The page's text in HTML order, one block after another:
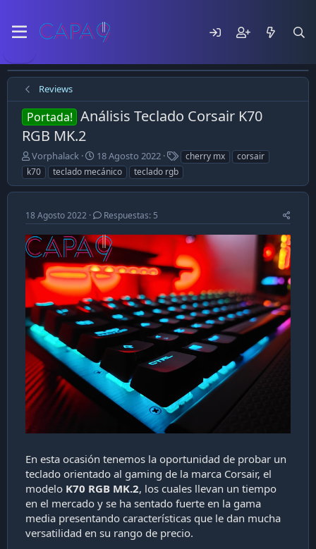
Reviews
Portada! Análisis Teclado Corsair K70
RGB MK.2
E
m
p
e
ó
l
t
m
Vorphalack
F
e
c
h
d
p
u
b
l
i
c
c
ó
n
18 Agosto 2022
T
a
g
s
cherry mx
corsair
k70
teclado mecánico teclado rgb
18 Agosto 2022 Respuestas: 5
En esta ocasión tenemos la oportunidad de probar un
teclado orientado al gaming de la marca Corsair, el
modelo K70 RGB MK.2, los cuales llevan un tiempo
en el mercado y se ha sentado fuerte en la gama
media presentando características que le dan mucha
versatilidad en su rango de precio.